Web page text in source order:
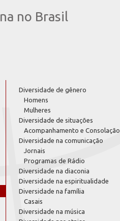
no Brasil
Diversidade de gênero
Homens
Mulheres
Diversidade de situações
Acompanhamento e Consolação
Diversidade na comunicação
Jornais
Programas de Rádio
Diversidade na diaconia
Diversidade na espiritualidade
Diversidade na família
Casais
Diversidade na música